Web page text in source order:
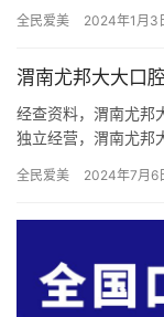
市凯…
全民爱美 2024年1月3
渭南尤邦大大口
经查资料，渭南尤邦
独立经营，渭南尤邦
全民爱美 2024年7月6